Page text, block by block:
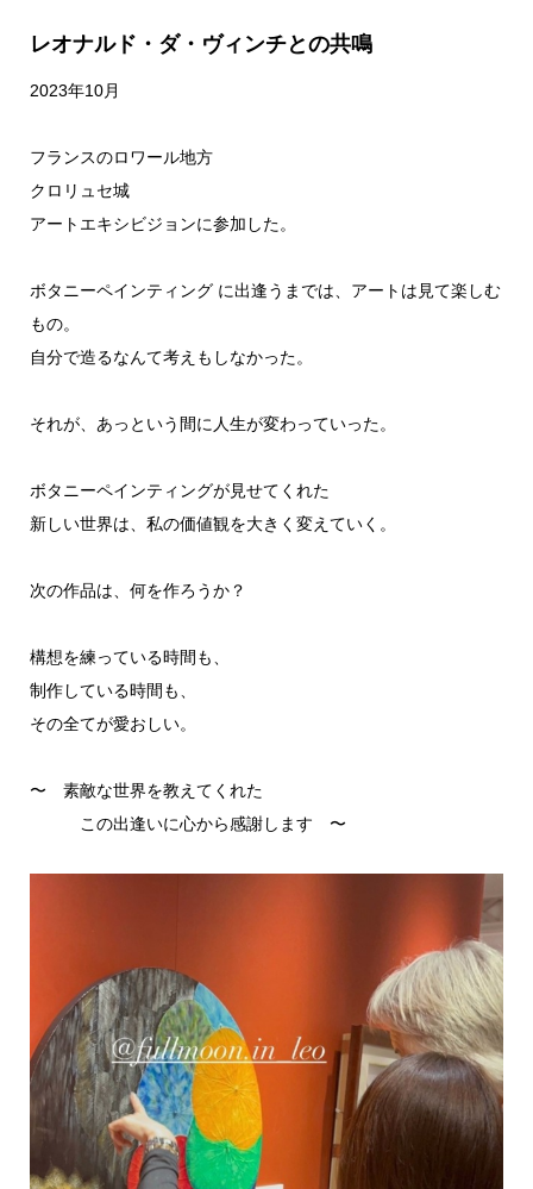
レオナルド・ダ・ヴィンチとの共鳴
2023年10月
フランスのロワール地方
クロリュセ城
アートエキシビジョンに参加した。
ボタニーペインティング に出逢うまでは、アートは見て楽しむ
もの。
自分で造るなんて考えもしなかった。
それが、あっという間に人生が変わっていった。
ボタニーペインティングが見せてくれた
新しい世界は、私の価値観を大きく変えていく。
次の作品は、何を作ろうか？
構想を練っている時間も、
制作している時間も、
その全てが愛おしい。
〜 素敵な世界を教えてくれた
この出逢いに心から感謝します 〜